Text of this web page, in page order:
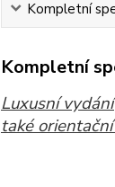
Kompletní
Kompletní
Luxusní
také